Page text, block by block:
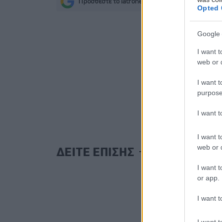
Opted
Google
I want
web or
I want
I want
I want
web or
I want
or app.
I want
Προσθέστε το iatronet.gr στο Discover
ΔΕΙΤΕ ΕΠΙΣΗΣ